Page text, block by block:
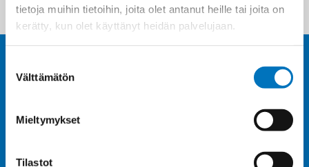
tietoja muihin tietoihin, joita olet antanut heille tai joita on
kerätty, kun olet käyttänyt heidän palvelujaan.
valinta
Välttämätön
Mieltymykset
Tilastot
Valikoimassa lähes 3500 erilaista kaapelia